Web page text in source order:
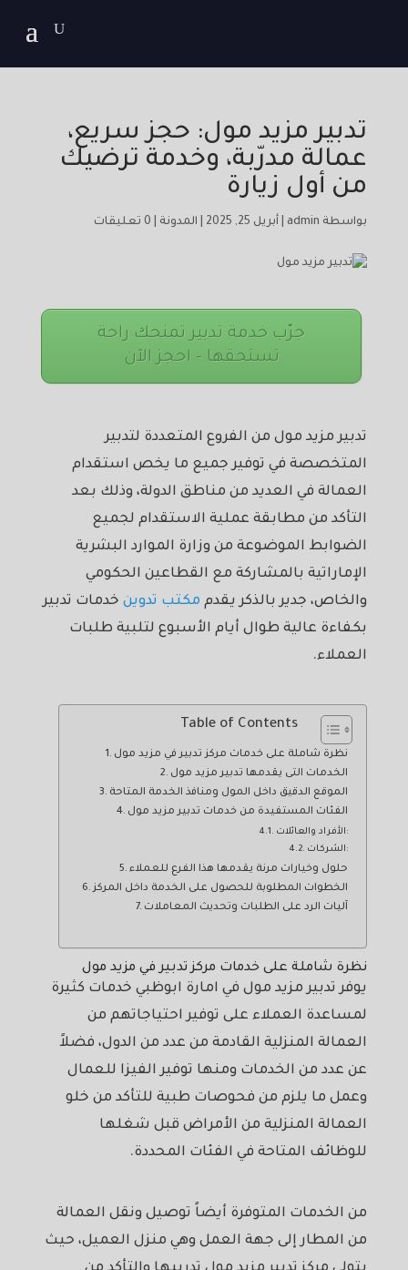
تدبير مزيد مول: حجز سريع،
عمالة مدرّبة، وخدمة ترضيك
من أول زيارة
بواسطة admin
| أبريل 25, 2025 المدونة 0 تعليقات
جرّب خدمة تدبير تمنحك راحة
تستحقها – احجز الآن
تدبير مزيد مول من الفروع المتعددة لتدبير
المتخصصة في توفير جميع ما يخص استقدام
العمالة في العديد من مناطق الدولة، وذلك بعد
التأكد من مطابقة عملية الاستقدام لجميع
الضوابط الموضوعة من وزارة الموارد البشرية
الإماراتية بالمشاركة مع القطاعين الحكومي
والخاص، جدير بالذكر يقدم مكتب تدوينخدمات تدبير
بكفاءة عالية طوال أيام الأسبوع لتلبية طلبات
العملاء.
Table of Contents
نظرة شاملة على خدمات مركز تدبير في مزيد مول
الخدمات التى يقدمها تدبير مزيد مول
الموقع الدقيق داخل المول ومنافذ الخدمة المتاحة
الفئات المستفيدة من خدمات تدبير مزيد مول
الأفراد والعائلات:
الشركات:
حلول وخيارات مرنة يقدمها هذا الفرع للعملاء
الخطوات المطلوبة للحصول على الخدمة داخل المركز
آليات الرد على الطلبات وتحديث المعاملات
نظرة شاملة على خدمات مركز تدبير في مزيد مول
يوفر تدبير مزيد مول في امارة ابوظبي خدمات كثيرة
لمساعدة العملاء على توفير احتياجاتهم من
العمالة المنزلية القادمة من عدد من الدول، فضلاً
عن عدد من الخدمات ومنها توفير الفيزا للعمال
وعمل ما يلزم من فحوصات طبية للتأكد من خلو
العمالة المنزلية من الأمراض قبل شغلها
للوظائف المتاحة في الفئات المحددة.
من الخدمات المتوفرة أيضاً توصيل ونقل العمالة
من المطار إلى جهة العمل وهي منزل العميل، حيث